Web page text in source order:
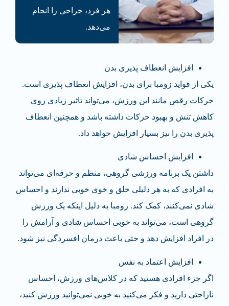
هر فرد، جراحی‌ را انجام
می‌دهد.
افزایش انعطاف پذیری بدن
یکی از فواید زومبا برای بدن، افزایش انعطاف پذیری است.
حرکات رقص مانند این ورزش، می‌تواند تاثیر زیادی روی
کاهش تنش و بهبود حرکات داشته باشد و همچنین انعطاف
پذیری بدن را نیز بسیار افزایش خواهد داد.
افزایش احساس شادی
داشتن یک برنامه ورزشی گروهی، منظم و حرفه‌ای می‌تواند
به افرادی که به هر دلیلی خلق و خوی خوبی ندارند و احساس
شادی نمی‌کنند، کمک کند. زومبا به دلیل اینکه یک ورزش
گروهی است، می‌تواند به خوبی احساس شادی و آرامش را
در افراد افزایش دهد و حتی باعث درمان افسردگی نیز شود.
افزایش اعتماد به نفس
اگر جزء افرادی هستید که در کلاس‌های ورزش، احساس
ناراحتی دارید و فکر می‌کنید به خوبی نمی‌توانید ورزش کنید،